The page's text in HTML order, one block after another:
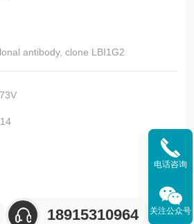
antibody, clone LBI1G2
18915310964
电话咨询
关注公众号